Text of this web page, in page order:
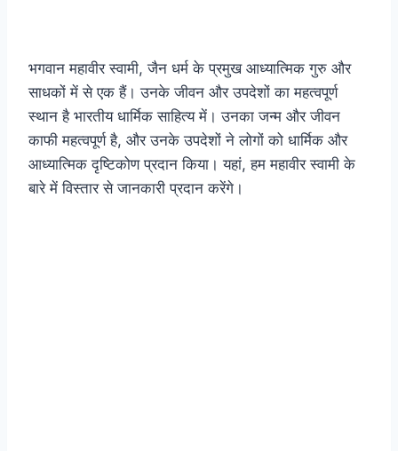
भगवान महावीर स्वामी, जैन धर्म के प्रमुख आध्यात्मिक गुरु और
साधकों में से एक हैं। उनके जीवन और उपदेशों का महत्वपूर्ण
स्थान है भारतीय धार्मिक साहित्य में। उनका जन्म और जीवन
काफी महत्वपूर्ण है, और उनके उपदेशों ने लोगों को धार्मिक और
आध्यात्मिक दृष्टिकोण प्रदान किया। यहां, हम महावीर स्वामी के
बारे में विस्तार से जानकारी प्रदान करेंगे।